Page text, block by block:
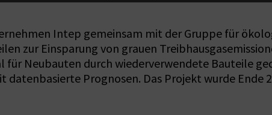
Intep gemeinsam mit der Gruppe für
zur Einsparung von grauen
Neubauten durch wiederverwendete Bauteile
Prognosen. Das Projekt wurde Ende